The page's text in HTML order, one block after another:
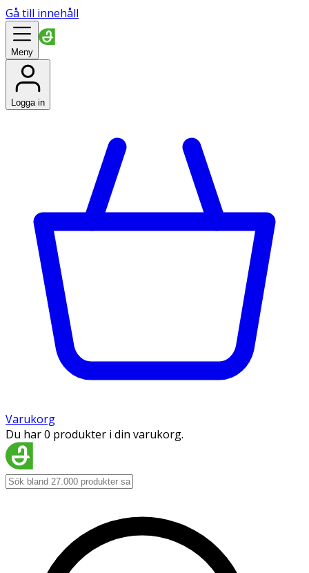
Gå till innehåll
Meny
Logga in
Varukorg
Du har 0 produkter i din varukorg.